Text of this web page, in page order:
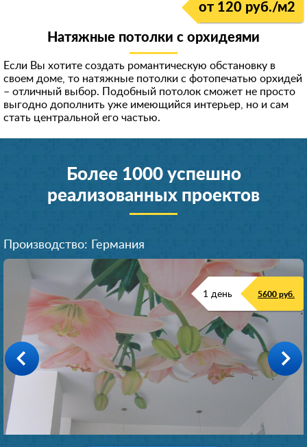
от 120 руб./м2
Натяжные потолки с орхидеями
Если Вы хотите создать романтическую обстановку в
своем доме, то натяжные потолки с фотопечатью орхидей
– отличный выбор. Подобный потолок сможет не просто
выгодно дополнить уже имеющийся интерьер, но и сам
стать центральной его частью.
Более 1000 успешно
реализованных проектов
Производство: Германия
1 день 5600 руб.
Производство: Германия
1 день 6700 руб.
Производство: Германия
1 день 4500 руб.
Производство: Германия
1 день 5800 руб.
Производство: Германия
1 день 7700 руб.
Производство: Германия
1 день 5500 руб.